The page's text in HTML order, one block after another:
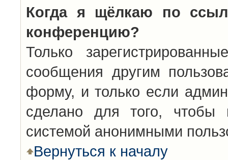
Когда я щёлкаю по
конференцию?
Только
сообщения другим
форму, и только если
сделано для того, чтобы
системой анонимными
Вернуться к началу